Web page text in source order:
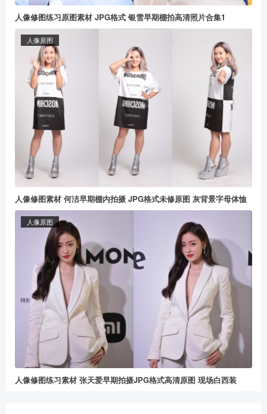
人像修图练习原图素材 JPG格式 银雪早期棚拍高清照片合集1
人像原图
人像修图素材 何洁早期棚内拍摄 JPG格式未修原图 灰背景字母体恤
人像原图
人像修图练习素材 张天爱早期拍摄JPG格式高清原图 现场白西装